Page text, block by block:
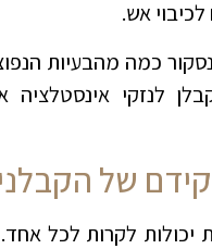
אש.
כמה מהבעיות
לנזקי אינסטלציה
של
יכולות לקרות לכל